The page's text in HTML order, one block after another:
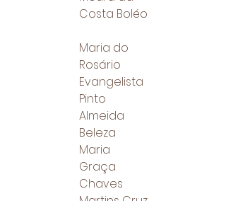
Costa Boléo
Maria do
Rosário
Evangelista
Pinto
Almeida
Beleza
Maria
Graça
Chaves